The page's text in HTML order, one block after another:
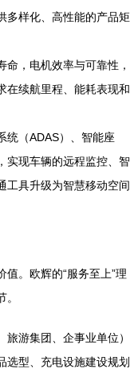
多样化、高性能的产品矩
，电机效率与可靠性，
在续航里程、能耗表现和
统（ADAS）、智能座
实现车辆的远程监控、智
工具升级为智慧移动空间
。欧辉的“服务至上”理
旅游集团、企事业单位）
选型、充电设施建设规划